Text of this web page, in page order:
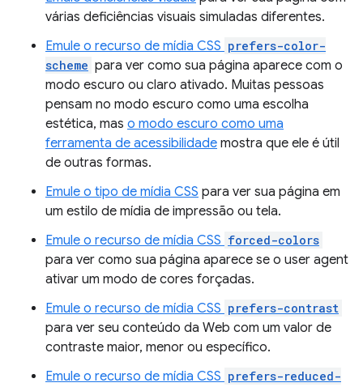
várias deficiências visuais simuladas diferentes.
Emule o recurso de mídia CSS prefers-color-
scheme para ver como sua página aparece com o
modo escuro ou claro ativado. Muitas pessoas
pensam no modo escuro como uma escolha
estética, mas o modo escuro como uma
ferramenta de acessibilidade mostra que ele é útil
de outras formas.
Emule o tipo de mídia CSS para ver sua página em
um estilo de mídia de impressão ou tela.
Emule o recurso de mídia CSS forced-colors
para ver como sua página aparece se o user agent
ativar um modo de cores forçadas.
Emule o recurso de mídia CSS prefers-contrast
para ver seu conteúdo da Web com um valor de
contraste maior, menor ou específico.
Emule o recurso de mídia CSS prefers-reduced-